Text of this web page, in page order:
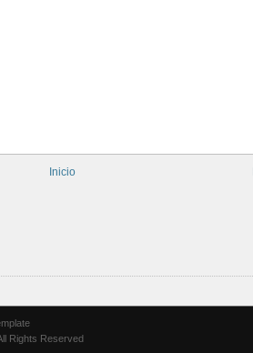
Inicio
Rights Reserved